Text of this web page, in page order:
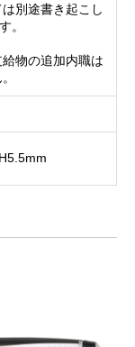
別途書き起こし
。
物の追加内職は